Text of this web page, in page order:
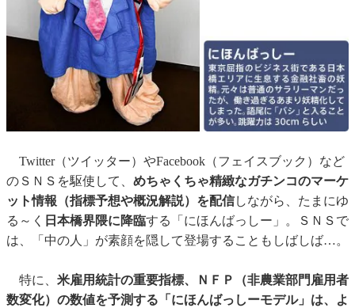
Twitter（ツイッター）やFacebook（フェイスブック）など
のＳＮＳを駆使して、 めちゃくちゃ精緻なガチンコのマーケ
ット情報（指標予想や概況解説）を配信しながら、たまにゆ
る～く 日本橋界隈に降臨する「にほんばっしー」。ＳＮＳで
は、「中の人」が素顔を隠して登場することもしばしば…。
特に、 米雇用統計の重要指標、ＮＦＰ（非農業部門雇用者
数変化）の数値を予測する「にほんばっしーモデル」は、よ